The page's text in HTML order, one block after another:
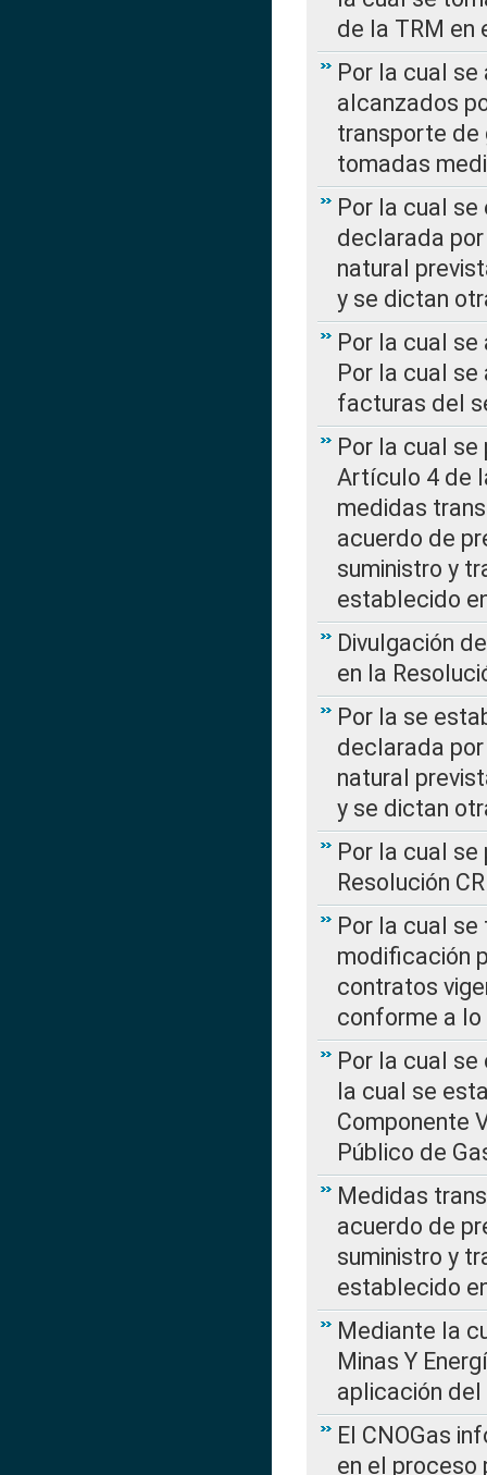
de la TRM en
Por la cual
alcanzados
transporte de
tomadas
Por la cual
declarada
natural
y se dictan
Por la cual se
Por la cual
facturas del
Por la cual
Artículo 4 de
medidas
acuerdo de
suministro y
establecido
Divulgación
en la
Por la se
declarada
natural
y se dictan
Por la cual
Resolución
Por la cual
modificación
contratos
conforme a lo
Por la cual se
la cual se
Componente
Público de
Medidas
acuerdo de
suministro y
establecido
Mediante la
Minas Y
aplicación
El CNOGas
en el proceso